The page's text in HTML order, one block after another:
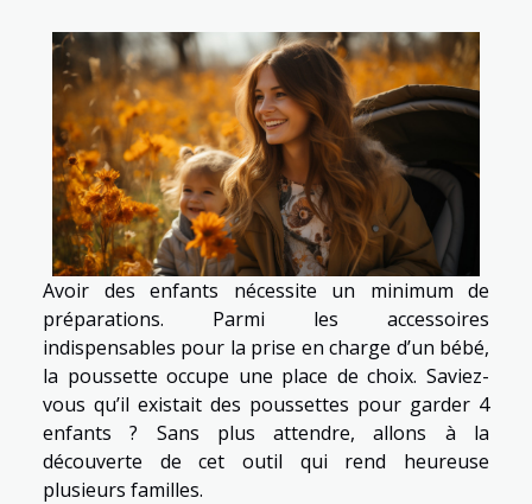
Avoir des enfants nécessite un minimum de
préparations. Parmi les accessoires
indispensables pour la prise en charge d’un bébé,
la poussette occupe une place de choix. Saviez-
vous qu’il existait des poussettes pour garder 4
enfants ? Sans plus attendre, allons à la
découverte de cet outil qui rend heureuse
plusieurs familles.